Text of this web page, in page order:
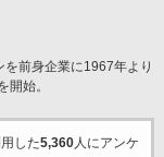
前身企業に1967年より
開始。
した5,360人にアンケ